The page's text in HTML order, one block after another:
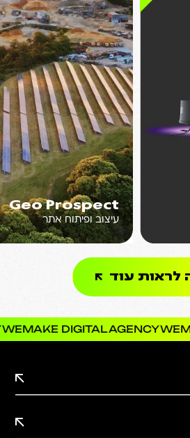
Geo Prospect
עיצוב ופיתוח אתר
לראות עוד
DIGITAL AGENCY